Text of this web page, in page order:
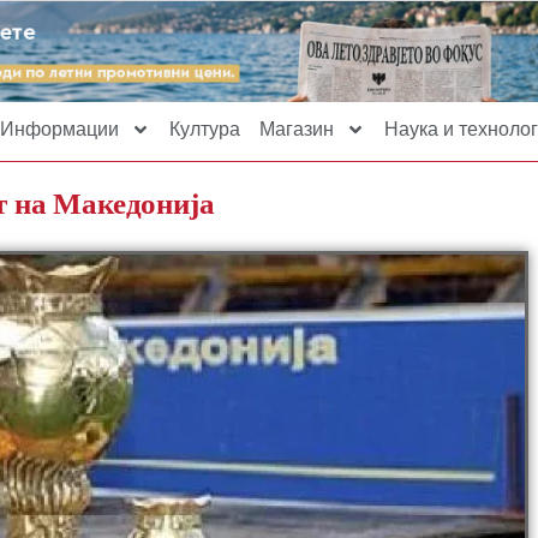
Информации Култура Магазин Наука и
на Македонија